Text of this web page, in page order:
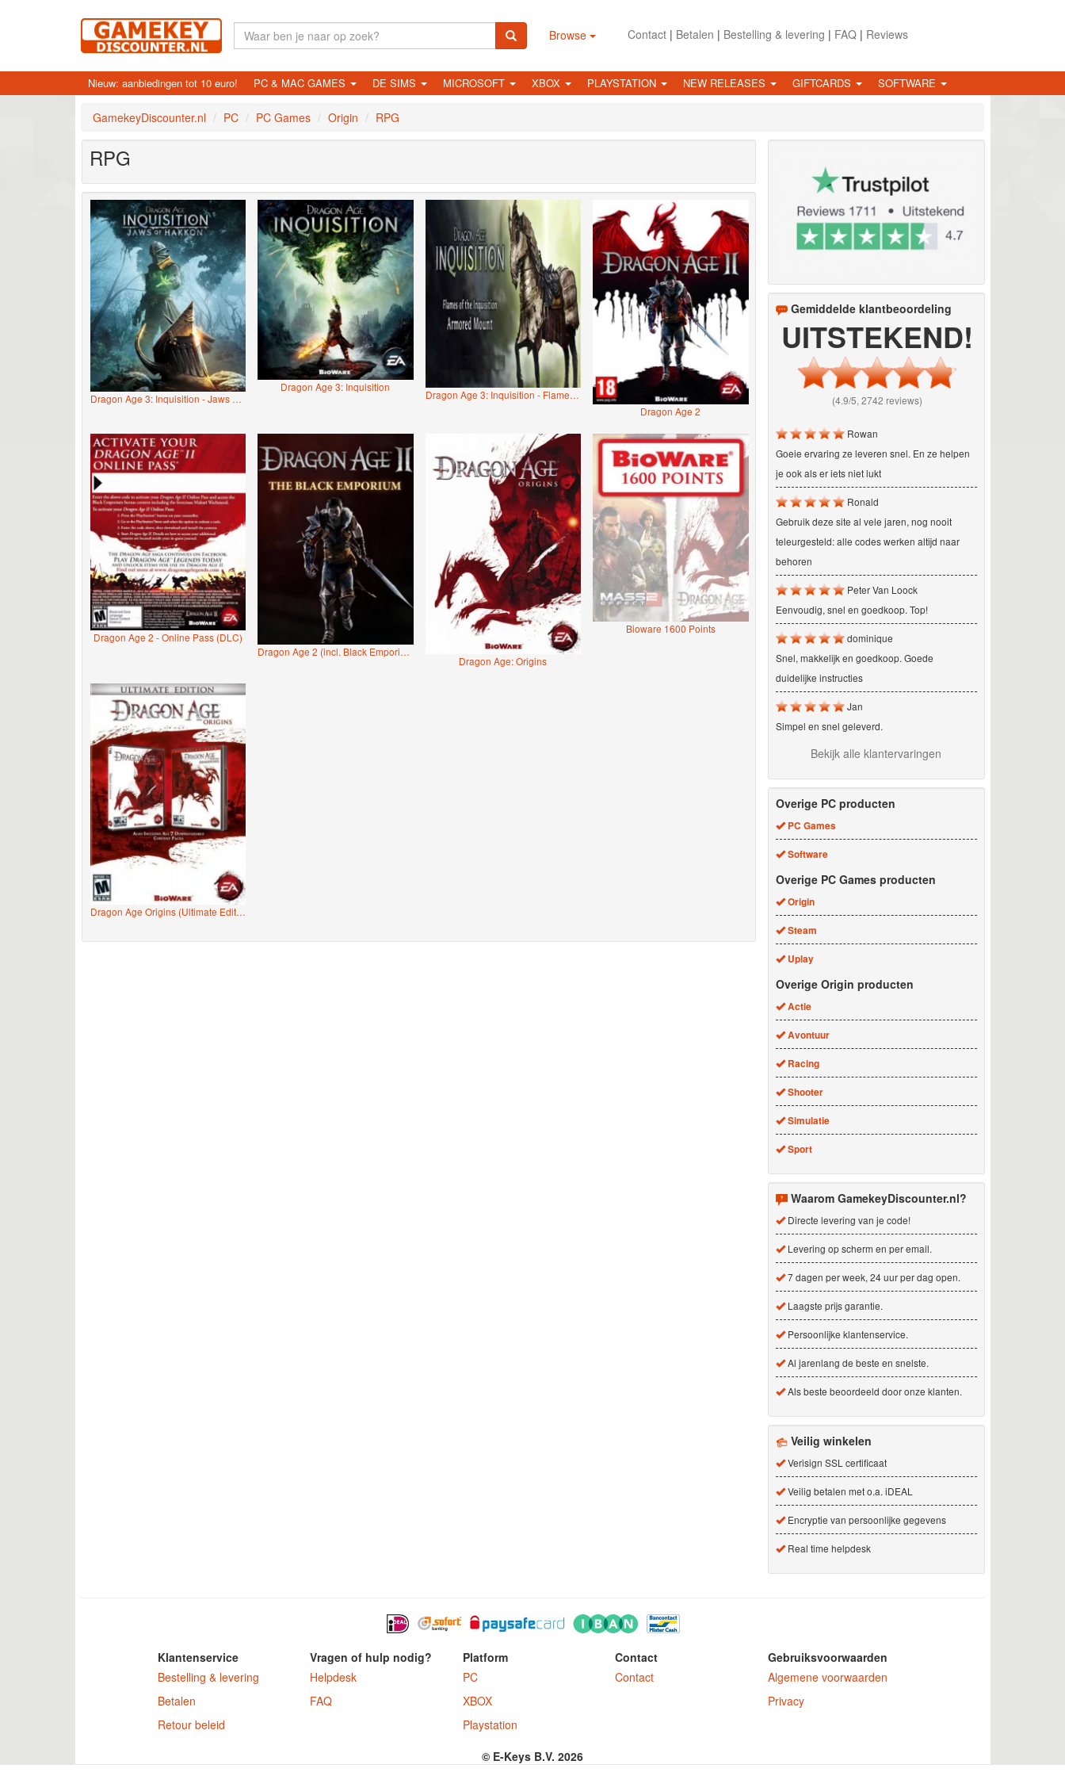
Browse Contact| Betalen | Bestelling & levering | FAQ| Reviews
Nieuw: aanbiedingen tot 10 euro! PC & MAC GAMES DE SIMS MICROSOFT XBOX PLAYSTATION NEW RELEASES GIFTCARDS SOFTWARE
GamekeyDiscounter.nl PC PC Games Origin RPG
RPG
Dragon Age 3: Inquisition - Jaws of Hakkon
Dragon Age 3: Inquisition
Dragon Age 3: Inquisition - Flames of the Inquisition Armored Mount (DLC)
Dragon Age 2
Dragon Age 2 - Online Pass (DLC)
Dragon Age 2 (incl. Black Emporium DLC)
Dragon Age: Origins
Bioware 1600 Points
Dragon Age Origins (Ultimate Edition incl. Awakening)
Gemiddelde klantbeoordeling
UITSTEKEND!
(4.9/5, 2742 reviews)
Rowan
Goeie ervaring ze leveren snel. En ze helpen
je ook als er iets niet lukt
Ronald
Gebruik deze site al vele jaren, nog nooit
teleurgesteld: alle codes werken altijd naar
behoren
Peter Van Loock
Eenvoudig, snel en goedkoop. Top!
dominique
Snel, makkelijk en goedkoop. Goede
duidelijke instructies
Jan
Simpel en snel geleverd.
Bekijk alle klantervaringen
Overige PC producten
PC Games
Software
Overige PC Games producten
Origin
Steam
Uplay
Overige Origin producten
Actie
Avontuur
Racing
Shooter
Simulatie
Sport
Waarom GamekeyDiscounter.nl?
Directe levering van je code!
Levering op scherm en per email.
7 dagen per week, 24 uur per dag open.
Laagste prijs garantie.
Persoonlijke klantenservice.
Al jarenlang de beste en snelste.
Als beste beoordeeld door onze klanten.
Veilig winkelen
Verisign SSL certificaat
Veilig betalen met o.a. iDEAL
Encryptie van persoonlijke gegevens
Real time helpdesk
Klantenservice
Bestelling & levering
Betalen
Retour beleid
Vragen of hulp nodig?
Helpdesk
FAQ
Platform
PC
XBOX
Playstation
Contact
Contact
Gebruiksvoorwaarden
Algemene voorwaarden
Privacy
© E-Keys B.V. 2026